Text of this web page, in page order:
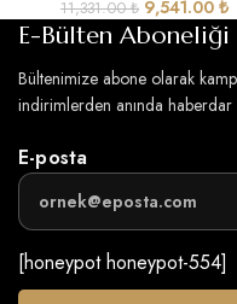
11,331.00₺ 9,541.00 ₺
E-Bülten Aboneliği
Bültenimize abone olarak
indirimlerden anında
E-posta
[honeypot honeypot-554]